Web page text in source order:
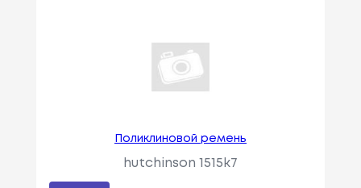
Поликлиновой ремень
hutchinson 1515k7